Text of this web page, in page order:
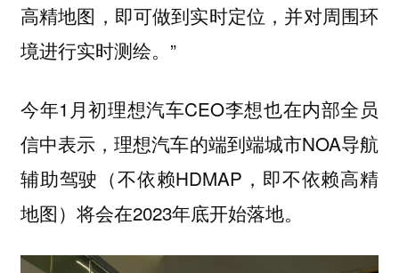
高精地图，即可做到实时定位，并对周围环
境进行实时测绘。”
今年1月初理想汽车CEO李想也在内部全员
信中表示，理想汽车的端到端城市NOA导航
辅助驾驶（不依赖HDMAP，即不依赖高精
地图）将会在2023年底开始落地。